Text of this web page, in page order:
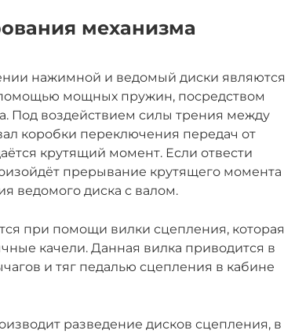
механизма
нажимной и ведомый диски являются
мощных пружин, посредством
Под воздействием силы трения между
коробки переключения передач от
крутящий момент. Если отвести
прерывание крутящего момента
ведомого диска с валом.
при помощи вилки сцепления, которая
качели. Данная вилка приводится в
и тяг педалью сцепления в кабине
разведение дисков сцепления, в